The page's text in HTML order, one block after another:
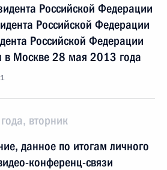
Российской Федерации
Российской Федерации
Российской Федерации
в Москве 28 мая 2013 года
вторник
данное по итогам личного
конференц-связи